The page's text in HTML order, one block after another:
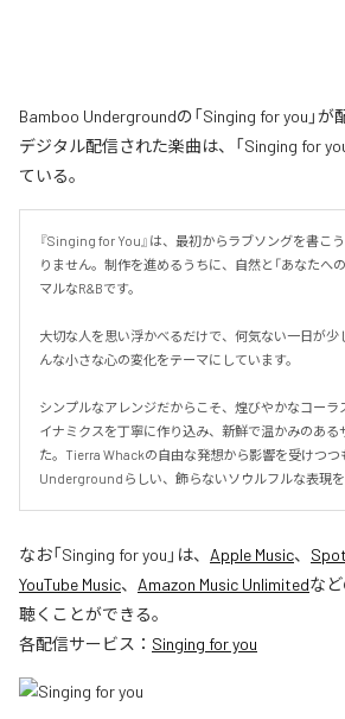
Bamboo Undergroundの「Singing for you」
デジタル配信された楽曲は、「Singing for
ている。
『Singing for You』は、最初からラブソングを書こ
りません。制作を進めるうちに、自然と「あなたへ
マルなR&Bです。
大切な人を思い浮かべるだけで、何気ない一日が少
んな小さな心の変化をテーマにしています。
シンプルなアレンジだからこそ、煌びやかなコーラ
イナミクスを丁寧に作り込み、新鮮で温かみのある
た。Tierra Whackの自由な発想から影響を受けつつ
Undergroundらしい、飾らないソウルフルな表現を
なお「Singing for you 」は、 Apple Music、
YouTube Music、 Amazon Music Unlimitedな
聴くことができる。
各配信サービス： Singing for you